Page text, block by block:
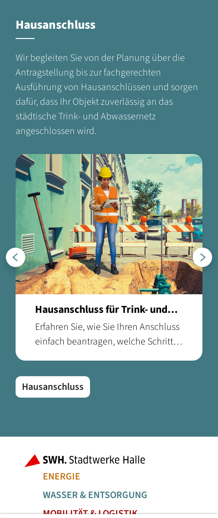
Hausanschluss
Wir begleiten Sie von der Planung über die
Antragstellung bis zur fachgerechten
Ausführung von Hausanschlüssen und sorgen
dafür, dass Ihr Objekt zuverlässig an das
städtische Trink- und Abwassernetz
angeschlossen wird.
Hausanschluss für Trink- und
Abwasser
Erfahren Sie, wie Sie Ihren Anschluss
einfach beantragen, welche Schritte
Zurück Weiter
Hausanschluss
Bereiche der
ENERGIE
WASSER & ENTSORGUNG
MOBILITÄT & LOGISTIK